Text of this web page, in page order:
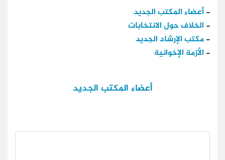
-أعضاء المكتب الجديد
- الخلاف حول الانتخابات
-مكتب الإرشاد الجديد
- الأزمة الإخوانية
أعضاء المكتب الجديد